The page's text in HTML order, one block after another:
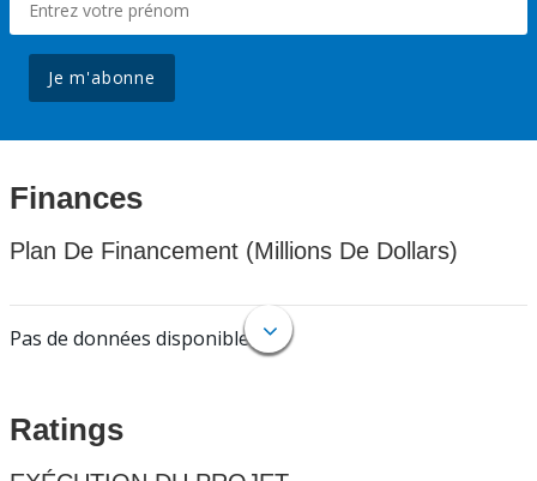
Je m'abonne
Finances
Plan De Financement (Millions De Dollars)
Pas de données disponibles.
Ratings